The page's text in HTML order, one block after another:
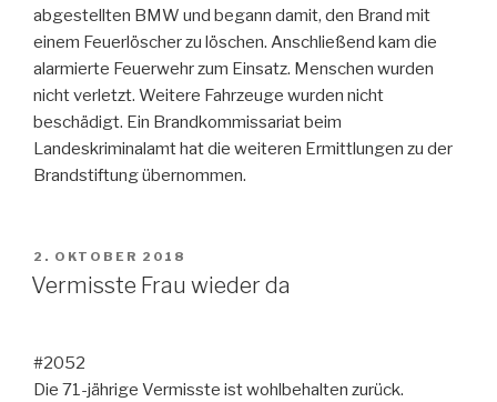
abgestellten BMW und begann damit, den Brand mit
einem Feuerlöscher zu löschen. Anschließend kam die
alarmierte Feuerwehr zum Einsatz. Menschen wurden
nicht verletzt. Weitere Fahrzeuge wurden nicht
beschädigt. Ein Brandkommissariat beim
Landeskriminalamt hat die weiteren Ermittlungen zu der
Brandstiftung übernommen.
VERÖFFENTLICHT
AM
2. OKTOBER 2018
Vermisste Frau wieder da
#2052
Die 71-jährige Vermisste ist wohlbehalten zurück.